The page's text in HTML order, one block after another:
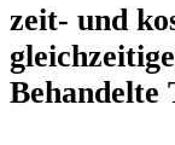
zeit- und
Behandelte